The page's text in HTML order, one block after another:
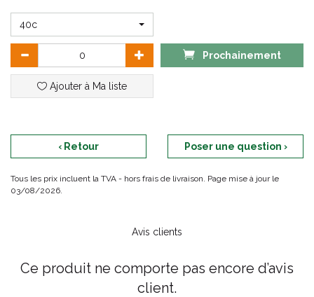
40c
Prochainement
Ajouter à Ma liste
‹ Retour Poser une question ›
Tous les prix incluent la TVA - hors frais de livraison. Page mise à jour le
03/08/2026.
Avis clients
Ce produit ne comporte pas encore d’avis
client.